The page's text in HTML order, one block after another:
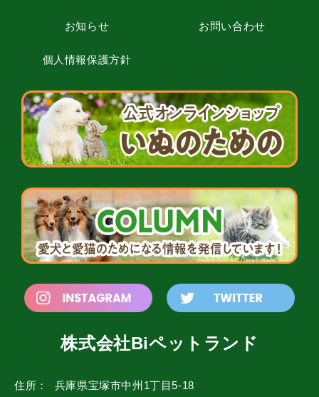
株式会社Biペットランド
住所： 兵庫県宝塚市中州1丁目5-18
お知らせ お問い合わせ
個人情報保護方針